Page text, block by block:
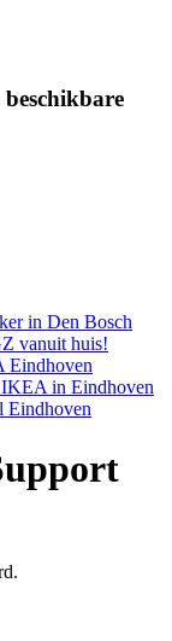
in Den Bosch
vanuit huis!
Eindhoven
in Eindhoven
Eindhoven